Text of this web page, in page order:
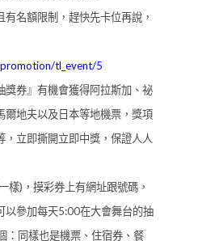
名額限制，趕快先卡位再說，
tl_event/5
券』有機會獲得阿拉斯加、祕
爾地夫以及日本等地機票，獎項
，立即撕開立即中獎，保證人人
)，摸彩券上有網址跟號碼，
以參加每天5:00在大會舞台的抽
：同樣也是機票、住宿券、餐